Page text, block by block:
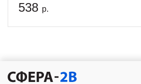
538 р.